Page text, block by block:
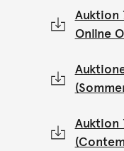
Auktion
Online
Auktion